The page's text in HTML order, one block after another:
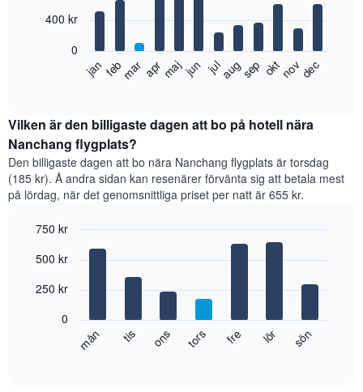
bars.
Diagrammet
rumspriset
månad
för
månad.
Diagrammet
har
X-
som
månaderna.
janfebmaraprmajjun julaugsep oktnovdec
0
400 kr
Vilken är den billigaste dagen att bo på hotell nära
Nanchang flygplats?
Den billigaste dagen att bo nära Nanchang flygplats är torsdag
(185 kr). Å andra sidan kan resenärer förvänta sig att betala mest
på lördag, när det genomsnittliga priset per natt är 655 kr.
chart
Diagrammet
graphic.
mån tis ons tors fre lör sön
0
250 kr
500 kr
750 kr